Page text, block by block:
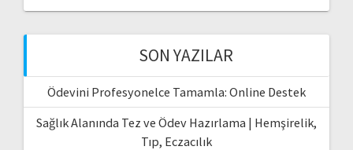
SON YAZILAR
Ödevini Profesyonelce Tamamla: Online Destek
Sağlık Alanında Tez ve Ödev Hazırlama | Hemşirelik,
Tıp, Eczacılık